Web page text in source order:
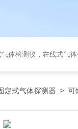
体检测仪，在线式气
定式气体探测器 > 可